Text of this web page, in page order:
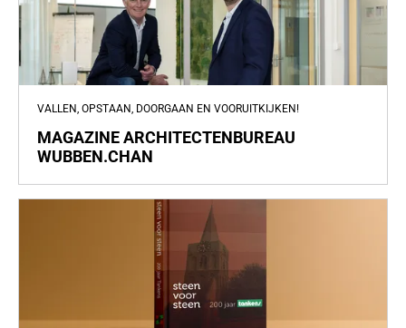
VALLEN, OPSTAAN, DOORGAAN EN VOORUITKIJKEN!
MAGAZINE ARCHITECTENBUREAU
WUBBEN.CHAN